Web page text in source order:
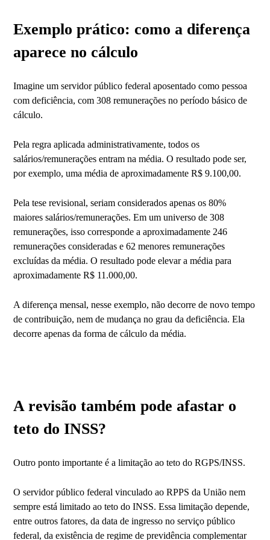
Exemplo prático: como a diferença
aparece no cálculo
Imagine um servidor público federal aposentado como pessoa
com deficiência, com 308 remunerações no período básico de
cálculo.
Pela regra aplicada administrativamente, todos os
salários/remunerações entram na média. O resultado pode ser,
por exemplo, uma média de aproximadamente R$ 9.100,00.
Pela tese revisional, seriam considerados apenas os 80%
maiores salários/remunerações. Em um universo de 308
remunerações, isso corresponde a aproximadamente 246
remunerações consideradas e 62 menores remunerações
excluídas da média. O resultado pode elevar a média para
aproximadamente R$ 11.000,00.
A diferença mensal, nesse exemplo, não decorre de novo tempo
de contribuição, nem de mudança no grau da deficiência. Ela
decorre apenas da forma de cálculo da média.
A revisão também pode afastar o
teto do INSS?
Outro ponto importante é a limitação ao teto do RGPS/INSS.
O servidor público federal vinculado ao RPPS da União nem
sempre está limitado ao teto do INSS. Essa limitação depende,
entre outros fatores, da data de ingresso no serviço público
federal, da existência de regime de previdência complementar